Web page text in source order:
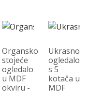
Organsko
stojeće
ogledalo
u MDF
okviru -
Ukrasno
ogledalo
s 5
kotača u
MDF